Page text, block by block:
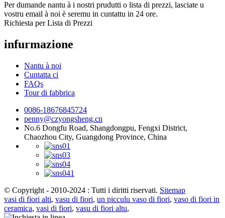
Per dumande nantu à i nostri prudutti o lista di prezzi, lasciate u
vostru email à noi è seremu in cuntattu in 24 ore.
Richiesta per Lista di Prezzi
infurmazione
Nantu à noi
Cuntatta ci
FAQs
Tour di fabbrica
0086-18676845724
penny@czyongsheng.cn
No.6 Dongfu Road, Shangdongpu, Fengxi District,
Chaozhou City, Guangdong Province, China
© Copyright - 2010-2024 : Tutti i diritti riservati. Sitemap
vasi di fiori alti, vasu di fiori, un picculu vaso di fiori, vaso di fiori in
ceramica, vasi di fiori, vasu di fiori altu,